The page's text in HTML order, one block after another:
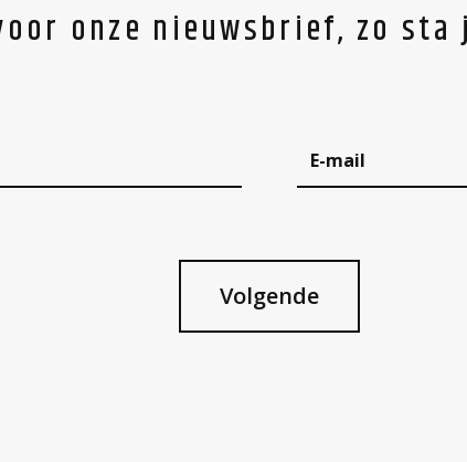
onze nieuwsbrief, zo
Volgende